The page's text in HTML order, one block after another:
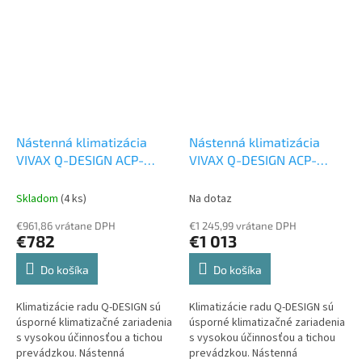
Nástenná klimatizácia
VIVAX Q-DESIGN ACP-
kompresorom
Skladom (4 ks)
€961,86 vrátane DPH
€782
Do košíka
Klimatizácie radu Q-DESIGN sú
úsporné klimatizačné zariadenia
s vysokou účinnosťou a tichou
prevádzkou. Nástenná
Nástenná klimatizácia
VIVAX Q-DESIGN ACP-
kompresorom
Na dotaz
€1 245,99 vrátane DPH
€1 013
Do košíka
Klimatizácie radu Q-DESIGN sú
úsporné klimatizačné zariadenia
s vysokou účinnosťou a tichou
prevádzkou. Nástenná